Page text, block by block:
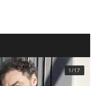
1/17